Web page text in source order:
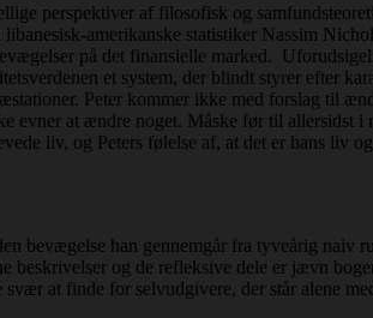
perspektiver af filosofisk og
libanesisk-amerikanske statistiker Nassim
på det finansielle marked.
et system, der blindt styrer efter
Peter kommer ikke med forslag til
evner at ændre noget. Måske før til allersidst i
liv, og Peters følelse af, at det er hans liv
bevægelse han gennemgår fra tyveårig naiv
beskrivelser og de refleksive dele er jævn
at finde for selvudgivere, der står alene